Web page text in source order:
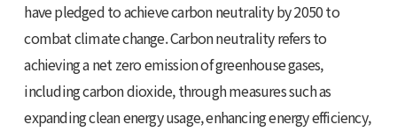
have pledged to achieve carbon neutrality by 2050 to
combat climate change. Carbon neutrality refers to
achieving a net zero emission of greenhouse gases,
including carbon dioxide, through measures such as
expanding clean energy usage, enhancing energy efficiency,